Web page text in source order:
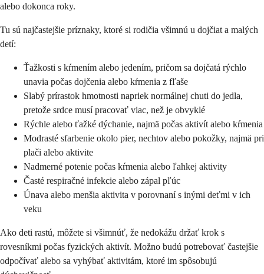
alebo dokonca roky.
Tu sú najčastejšie príznaky, ktoré si rodičia všimnú u dojčiat a malých
detí:
Ťažkosti s kŕmením alebo jedením, pričom sa dojčatá rýchlo
unavia počas dojčenia alebo kŕmenia z fľaše
Slabý prírastok hmotnosti napriek normálnej chuti do jedla,
pretože srdce musí pracovať viac, než je obvyklé
Rýchle alebo ťažké dýchanie, najmä počas aktivít alebo kŕmenia
Modrasté sfarbenie okolo pier, nechtov alebo pokožky, najmä pri
plači alebo aktivite
Nadmerné potenie počas kŕmenia alebo ľahkej aktivity
Časté respiračné infekcie alebo zápal pľúc
Únava alebo menšia aktivita v porovnaní s inými deťmi v ich
veku
Ako deti rastú, môžete si všimnúť, že nedokážu držať krok s
rovesníkmi počas fyzických aktivít. Možno budú potrebovať častejšie
odpočívať alebo sa vyhýbať aktivitám, ktoré im spôsobujú